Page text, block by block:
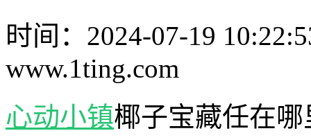
时间：2024-07-19
www.1ting.com
心动小镇椰子宝藏任在